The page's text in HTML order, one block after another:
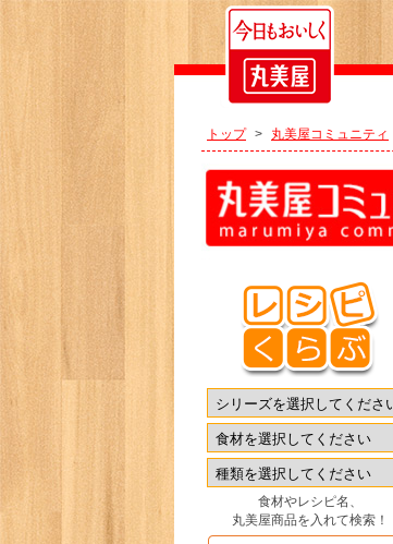
トップ > 丸美屋コミュニティ
食材やレシピ名、
丸美屋商品を入れて検索！